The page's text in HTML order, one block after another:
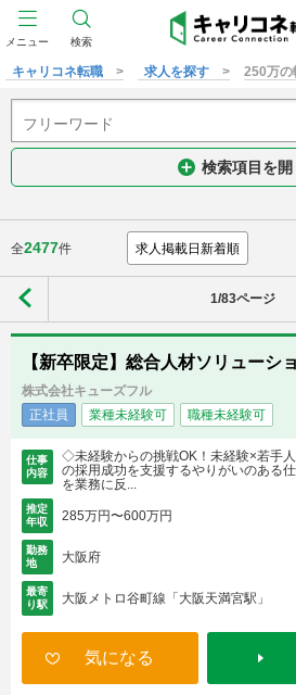
メニュー 検索
キャリコネ転職 求人を探す 250万の
検索項目を開
全2477件
1/83ページ
【新卒限定】総合人材ソリューシ
株式会社キューズフル
正社員
業種未経験可 職種未経験可
仕事
内容
◇未経験からの挑戦OK！未経験×若手
の採用成功を支援するやりがいのある
を業務に反...
推定
年収
285万円〜600万円
勤務
地
大阪府
最寄
り駅
大阪メトロ谷町線「大阪天満宮駅」
気になる